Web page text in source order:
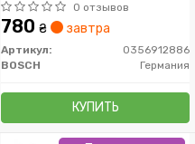
0 отзывов
780 ₴ завтра
Артикул:
0356912886
BOSCH
Германия
КУПИТЬ